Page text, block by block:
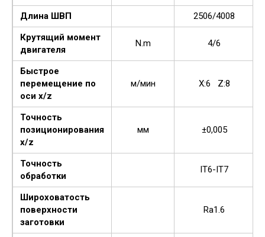
Длина ШВП
2506/4008
Крутящий момент
двигателя
N.m 4/6
Быстрое
перемещение по
оси x/z
м/мин X:6 Z:8
Точность
позиционирования
x/z
мм ±0,005
Точность
обработки
IT6-IT7
Широховатость
поверхности
заготовки
Ra1.6